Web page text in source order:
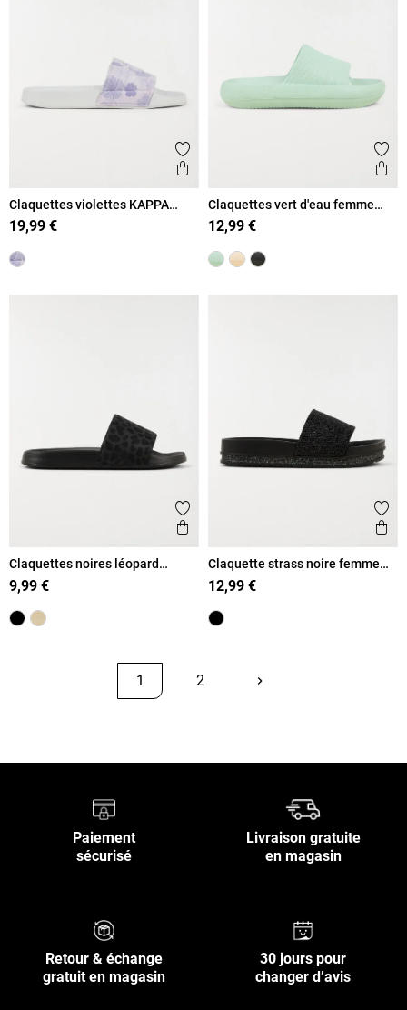
Ajouter aux favoris
Aperçu rapide
Claquettes violettes KAPPA
femme (36-41)
19,99 €
Claquettes vert d'eau femme
(36-41)
12,99 €
Ajouter aux favoris
Aperçu rapide
Claquettes noires léopard
femme (36-42)
9,99 €
Claquette strass noire femme
(36-41)
12,99 €
1 2 keyboard_arrow_rightSuivant
Paiement
sécurisé
Livraison gratuite
en magasin
Retour & échange
gratuit en magasin
30 jours pour
changer d’avis